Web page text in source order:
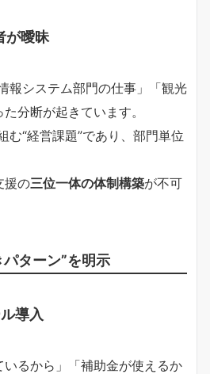
曖昧
報システム部門の仕事」「観光
分断が起きています。
む“経営課題”であり、部門単位
援の三位一体の体制構築が不可
ターン”を明示
導入
いるから」「補助金が使えるか